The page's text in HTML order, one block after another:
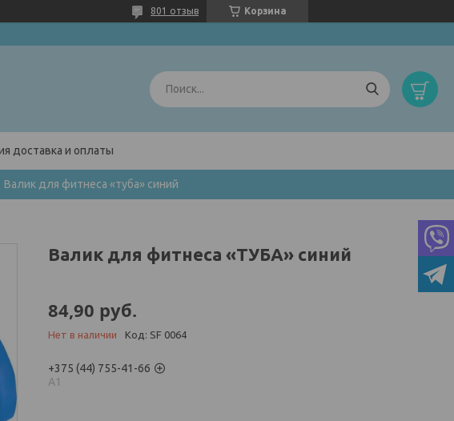
Корзина
801 отзыв
доставка и оплаты
Валик для фитнеса «туба» синий
Валик для фитнеса «ТУБА» синий
84,90 руб.
Нет в наличии Код: SF 0064
+375 (44) 755-41-66
А1